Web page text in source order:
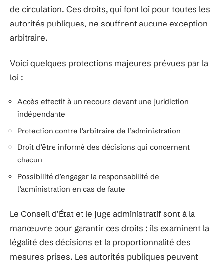
de circulation. Ces droits, qui font loi pour toutes les
autorités publiques, ne souffrent aucune exception
arbitraire.
Voici quelques protections majeures prévues par la
loi :
Accès effectif à un recours devant une juridiction
indépendante
Protection contre l’arbitraire de l’administration
Droit d’être informé des décisions qui concernent
chacun
Possibilité d’engager la responsabilité de
l’administration en cas de faute
Le Conseil d’État et le juge administratif sont à la
manœuvre pour garantir ces droits : ils examinent la
légalité des décisions et la proportionnalité des
mesures prises. Les autorités publiques peuvent